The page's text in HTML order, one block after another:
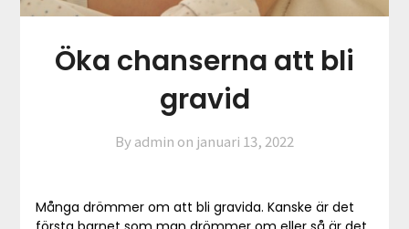
Öka chanserna att bli
gravid
By admin on januari 13, 2022
Många drömmer om att bli gravida. Kanske är det